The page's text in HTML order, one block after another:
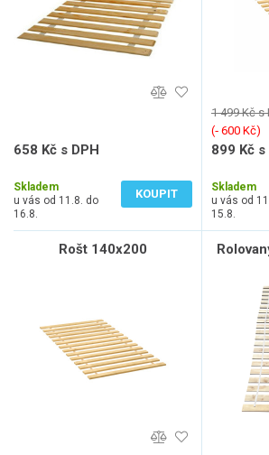
658 Kč s DPH
Skladem
u vás od 11.8. do
16.8.
KOUPIT
1 499 Kč s
(‐ 600 Kč)
899 Kč s
Skladem
u vás od
15.8.
Rošt 140x200